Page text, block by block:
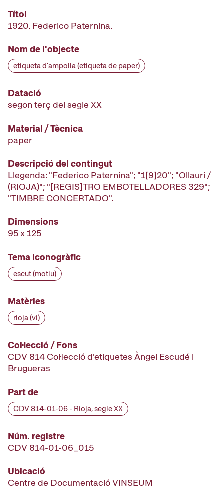
Títol
1920. Federico Paternina.
Nom de l'objecte
etiqueta d'ampolla (etiqueta de paper)
Datació
segon terç del segle XX
Material / Tècnica
paper
Descripció del contingut
Llegenda: "Federico Paternina"; "1[9]20"; "Ollauri /
(RIOJA)"; "[REGIS]TRO EMBOTELLADORES 329";
"TIMBRE CONCERTADO".
Dimensions
95 x 125
Tema iconogràfic
escut (motiu)
Matèries
rioja (vi)
Col·lecció / Fons
CDV 814 Col·lecció d'etiquetes Àngel Escudé i
Brugueras
Part de
CDV 814-01-06 - Rioja, segle XX
Núm. registre
CDV 814-01-06_015
Ubicació
Centre de Documentació VINSEUM